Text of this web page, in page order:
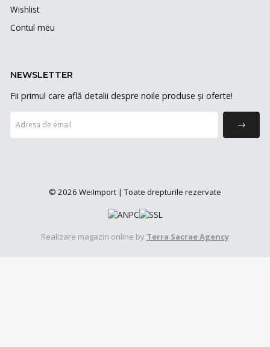
Wishlist
Contul meu
NEWSLETTER
Fii primul care află detalii despre noile produse și oferte!
© 2026 WeiImport | Toate drepturile rezervate
Realizare magazin online by Terra Sacrae Agency